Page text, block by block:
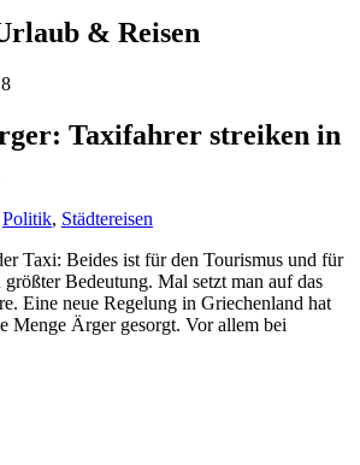
& Reisen
Taxifahrer streiken in
Politik, Städtereisen
Taxi: Beides ist für den Tourismus und für
größter Bedeutung. Mal setzt man auf das
Eine neue Regelung in Griechenland hat
Menge Ärger gesorgt. Vor allem bei